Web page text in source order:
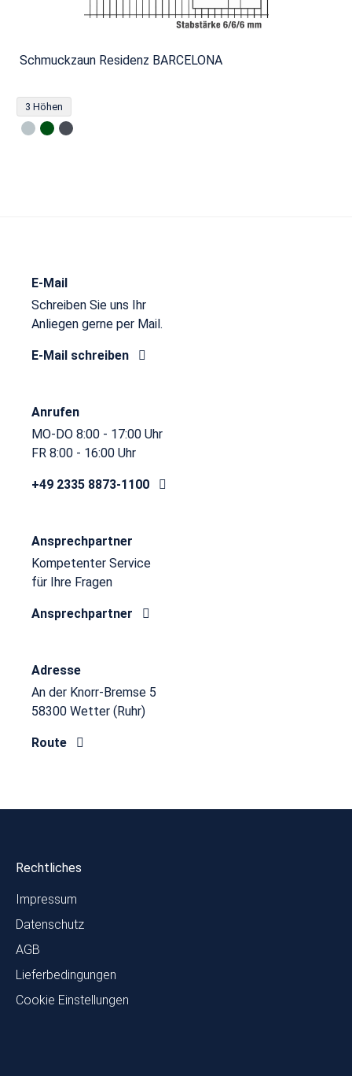
Schmuckzaun Residenz BARCELONA
3 Höhen
E-Mail
Schreiben Sie uns Ihr
Anliegen gerne per Mail.
E-Mail schreiben
Anrufen
MO-DO 8:00 - 17:00 Uhr
FR 8:00 - 16:00 Uhr
+49 2335 8873-1100
Ansprechpartner
Kompetenter Service
für Ihre Fragen
Ansprechpartner
Adresse
An der Knorr-Bremse 5
58300 Wetter (Ruhr)
Route
Rechtliches
Impressum
Datenschutz
AGB
Lieferbedingungen
Cookie Einstellungen